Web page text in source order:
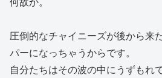
圧倒的なチャイニーズが後から来
パーになっちゃうからです。
自分たちはその波の中にうずもれ